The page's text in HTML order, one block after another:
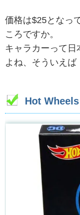
価格は$25となっ
ころですか。
キャラカーって日
よね、そういえば
Hot